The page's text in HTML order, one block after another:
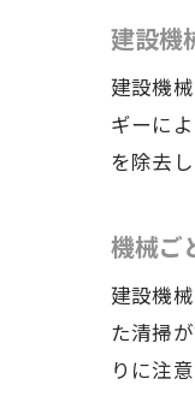
建設機
建設機
ギーに
を除去
機械ご
建設機
た清掃
りに注